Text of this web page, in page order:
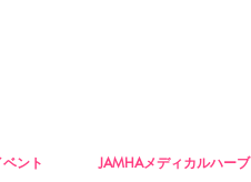
ント JAMHAメディカルハーブ